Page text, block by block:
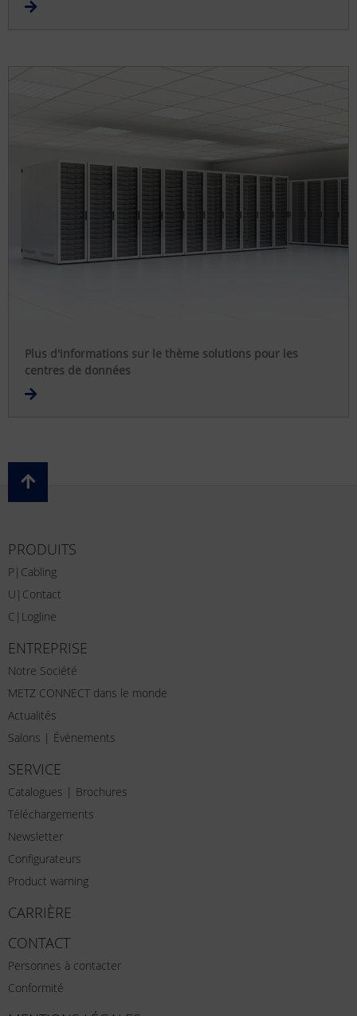
Plus d'informations sur le thème solutions pour les
centres de données
PRODUITS
P|Cabling
U|Contact
C|Logline
ENTREPRISE
Notre Société
METZ CONNECT dans le monde
Actualités
Salons | Évènements
SERVICE
Catalogues | Brochures
Téléchargements
Newsletter
Configurateurs
Product warning
CARRIÈRE
CONTACT
Personnes à contacter
Conformité